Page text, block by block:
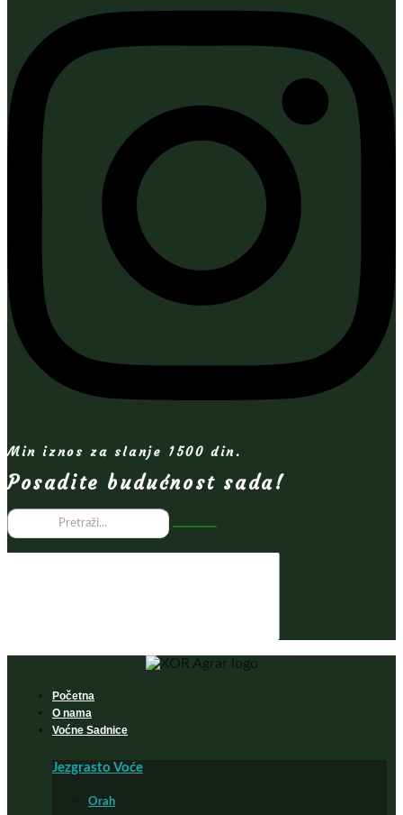
Min iznos za slanje 1500 din.
Posadite budućnost sada!
Početna
O nama
Voćne Sadnice
Jezgrasto Voće
Orah